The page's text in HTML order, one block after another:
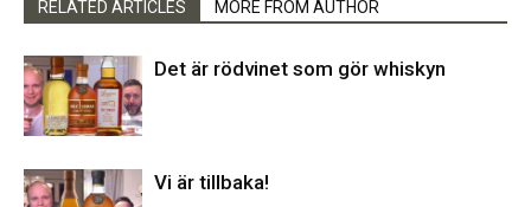
RELATED ARTICLES MORE FROM AUTHOR
Det är rödvinet som gör whiskyn
Vi är tillbaka!